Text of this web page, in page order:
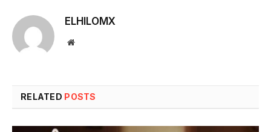
ELHILOMX
Website
RELATED POSTS